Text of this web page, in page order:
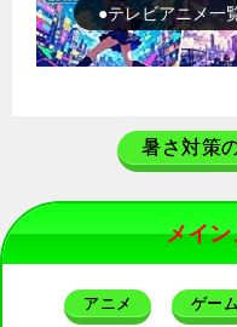
●テレビアニメ一
暑さ対策
メイン
アニメ ゲーム